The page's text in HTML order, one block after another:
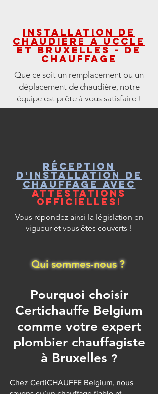
Installation de
chaudière à Uccle
et Bruxelles - de
chauffage
Que ce soit un remplacement ou un
déplacement de chaudière, notre
équipe est prête à vous satisfaire !
Réception
d'installation de
chauffage avec
attestations
officielles!
Vous répondez ainsi la législation en
vigueur et vous êtes couverts !
Qui sommes-nous ?
Pourquoi choisir
Certichauffe Belgium
comme votre expert
plombier chauffagiste
à Bruxelles ?
Chez CertiCHAUFFE Belgium, nous